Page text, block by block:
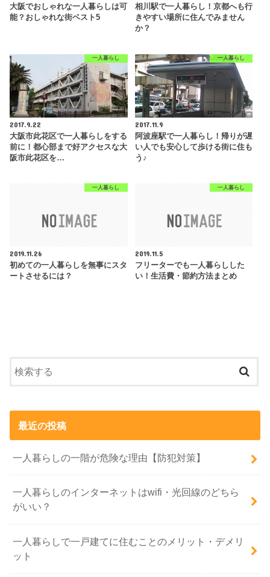
大阪でおしゃれな一人暮らしは可
能？おしゃれな街ベスト5
相川駅で一人暮らし！京都へも行
きやすい場所に住んでみません
か？
一人暮らし
2017.9.22
大阪市此花区で一人暮らしをする
前に！都心部まで好アクセスな大
阪市此花区を…
一人暮らし
2017.11.9
阿波座駅で一人暮らし！帰りが遅
い人でも安心して歩ける街に住も
う♪
一人暮らし
2019.11.26
初めての一人暮らしを無事にスタ
ートさせるには？
一人暮らし
2019.11.5
フリーターでも一人暮らしした
い！生活費・節約方法まとめ
最近の投稿
一人暮らしの一階が危険な理由【防犯対策】
一人暮らしのインターネットはwifi・光回線のどちら
がいい？
一人暮らしで一戸建てに住むことのメリット・デメリ
ット